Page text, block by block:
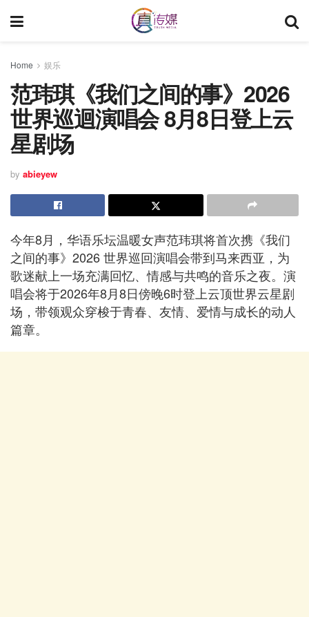
Home 娱乐
范玮琪《我们之间的事》2026
世界巡迴演唱会 8月8日登上云
星剧场
by abieyew
今年8月，华语乐坛温暖女声范玮琪将首次携《我们
之间的事》2026 世界巡回演唱会带到马来西亚，为
歌迷献上一场充满回忆、情感与共鸣的音乐之夜。演
唱会将于2026年8月8日傍晚6时登上云顶世界云星剧
场，带领观众穿梭于青春、友情、爱情与成长的动人
篇章。